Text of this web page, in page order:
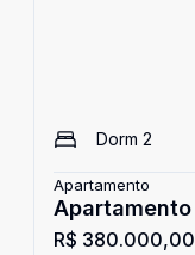
Dorm 2
Apartamento
bairro Quartier
R$ 380.000,00